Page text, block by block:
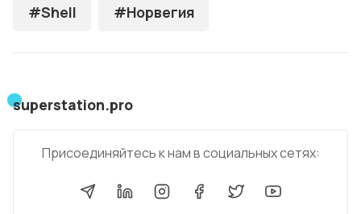
#Shell #Норвегия
superstation.pro
Присоединяйтесь к нам в социальных сетях: